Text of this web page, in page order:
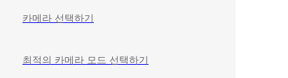
카메라 선택하기
최적의 카메라 모드 선택하기